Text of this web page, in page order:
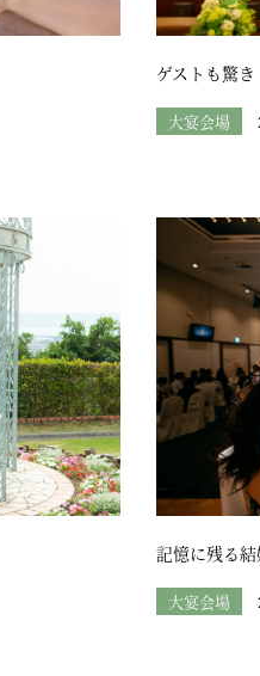
ゲストも驚
大宴会場
記憶に残る
大宴会場